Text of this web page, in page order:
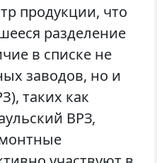
продукции, что
разделение
в списке не
заводов, но и
таких как
ВРЗ,